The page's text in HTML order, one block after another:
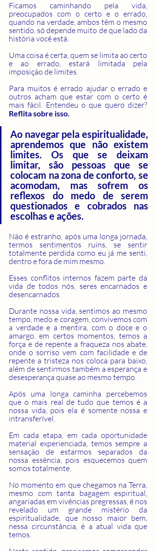
Ficamos caminhando pela vida,
preocupados com o certo e o errado,
quando na verdade, ambos têm o mesmo
sentido, só depende muito de que lado da
história você está.
Uma coisa é certa, quem se limita ao certo
e ao errado, estará limitada pela
imposição de limites.
Para muitos é errado ajudar o errado e
outros acham que estar com o certo é
Reflita sobre isso.
Ao navegar pela espiritualidade,
aprendemos que não existem
limites. Os que se deixam
limitar, são pessoas que se
colocam na zona de conforto, se
acomodam, mas sofrem os
reflexos do medo de serem
questionados e cobrados nas
escolhas e ações.
Não é estranho, após uma longa jornada,
termos sentimentos ruins, se sentir
totalmente perdida como eu já me senti,
dentro e fora de mim mesmo.
Esses conflitos internos fazem parte da
vida de todos nós, seres encarnados e
desencarnados.
Durante nossa vida, sentimos ao mesmo
tempo, medo e coragem, convivemos com
a verdade e a mentira, com o doce e o
amargo, em certos momentos, temos a
força e de repente a fraqueza nos abate,
onde o sorriso vem com facilidade e de
repente a tristeza nos coloca para baixo,
além de sentirmos também a esperança e
desesperança quase ao mesmo tempo.
Após uma longa caminha percebemos
que o mais real de tudo que temos é a
nossa vida, pois ela é somente nossa e
intransferível.
Em cada etapa, em cada oportunidade
material experienciada, temos sempre a
sensação de estarmos separados da
nossa essência, pois esquecemos quem
somos totalmente.
No momento em que chegamos na Terra,
mesmo com tanta bagagem espiritual,
angariadas em vivências pregressas, é nos
revelado um grande mistério da
espiritualidade, que nosso maior bem,
nessa circunstância, é a atual vida que
temos.